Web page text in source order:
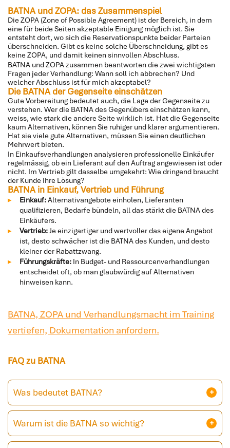
BATNA und ZOPA: das Zusammenspiel
Die ZOPA (Zone of Possible Agreement) ist der Bereich, in dem
eine für beide Seiten akzeptable Einigung möglich ist. Sie
entsteht dort, wo sich die Reservationspunkte beider Parteien
überschneiden. Gibt es keine solche Überschneidung, gibt es
keine ZOPA, und damit keinen sinnvollen Abschluss.
BATNA und ZOPA zusammen beantworten die zwei wichtigsten
Fragen jeder Verhandlung: Wann soll ich abbrechen? Und
welcher Abschluss ist für mich akzeptabel?
Die BATNA der Gegenseite einschätzen
Gute Vorbereitung bedeutet auch, die Lage der Gegenseite zu
verstehen. Wer die BATNA des Gegenübers einschätzen kann,
weiss, wie stark die andere Seite wirklich ist. Hat die Gegenseite
kaum Alternativen, können Sie ruhiger und klarer argumentieren.
Hat sie viele gute Alternativen, müssen Sie einen deutlichen
Mehrwert bieten.
In Einkaufsverhandlungen analysieren professionelle Einkäufer
regelmässig, ob ein Lieferant auf den Auftrag angewiesen ist oder
nicht. Im Vertrieb gilt dasselbe umgekehrt: Wie dringend braucht
der Kunde Ihre Lösung?
BATNA in Einkauf, Vertrieb und Führung
Einkauf:Alternativangebote einholen, Lieferanten
qualifizieren, Bedarfe bündeln, all das stärkt die BATNA des
Einkäufers.
Vertrieb:Je einzigartiger und wertvoller das eigene Angebot
ist, desto schwächer ist die BATNA des Kunden, und desto
kleiner der Rabattzwang.
Führungskräfte: In Budget- und Ressourcenverhandlungen
entscheidet oft, ob man glaubwürdig auf Alternativen
hinweisen kann.
BATNA, ZOPA und Verhandlungsmacht im Training
vertiefen, Dokumentation anfordern.
FAQ zu BATNA
Was bedeutet BATNA?
Warum ist die BATNA so wichtig?